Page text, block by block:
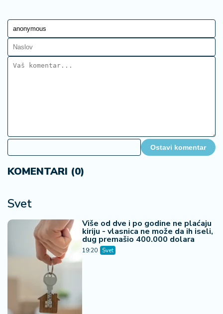
Ostavi komentar
KOMENTARI (0)
Svet
Više od dve i po godine ne plaćaju
kiriju - vlasnica ne može da ih iseli,
dug premašio 400.000 dolara
19:20 Svet